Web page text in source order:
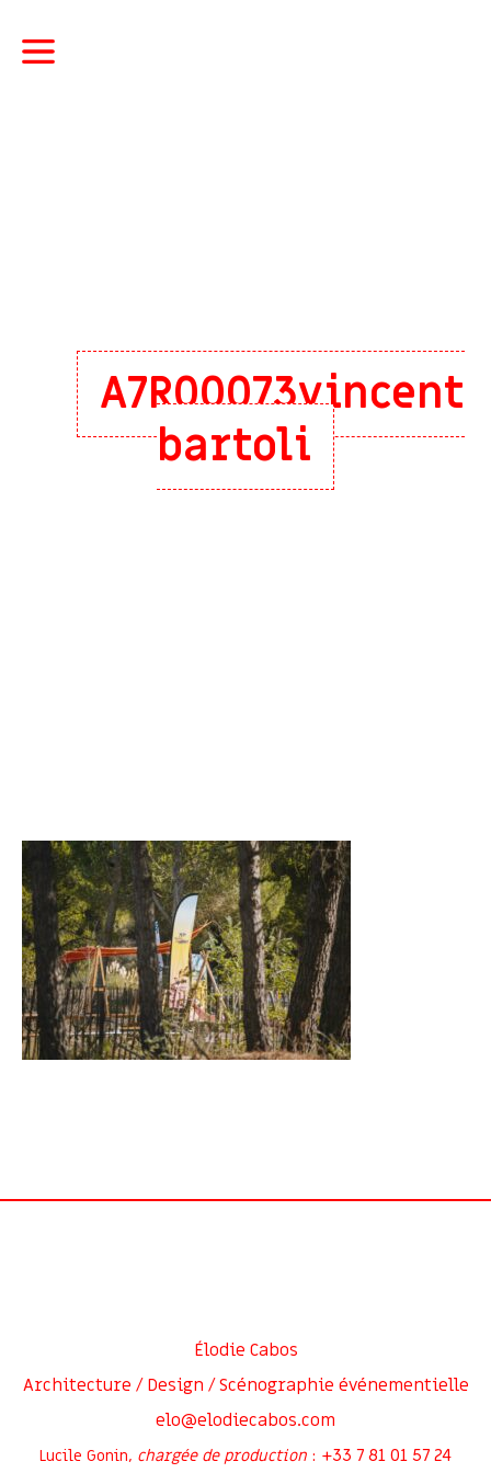
A7R00073vincent
bartoli
Élodie Cabos
Architecture / Design / Scénographie événementielle
elo@elodiecabos.com
Lucile Gonin, chargée de production : +33 7 81 01 57 24